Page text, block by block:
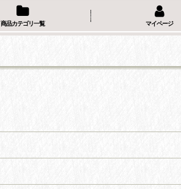
商品カテゴリ一覧 マイページ